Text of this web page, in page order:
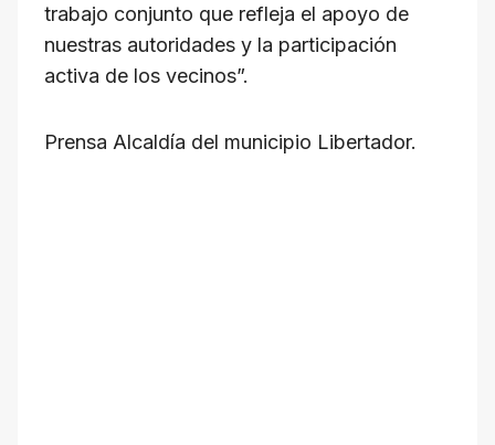
trabajo conjunto que refleja el apoyo de
nuestras autoridades y la participación
activa de los vecinos”.
Prensa Alcaldía del municipio Libertador.